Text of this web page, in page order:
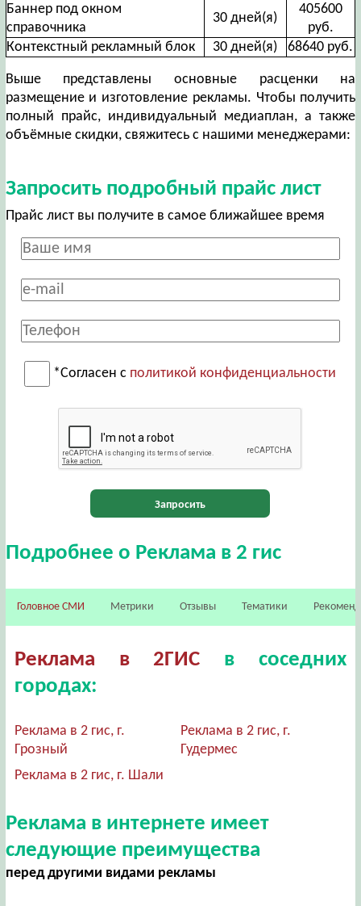
Баннер под окном
справочника
30 дней(я)
405600
руб.
Контекстный рекламный блок
30 дней(я) 68640 руб.
Выше представлены основные расценки на
размещение и изготовление рекламы. Чтобы получить
полный прайс, индивидуальный медиаплан, а также
объёмные скидки, свяжитесь с нашими менеджерами:
Запросить подробный прайс лист
Прайс лист вы получите в самое ближайшее время
*Согласен с политикой конфиденциальности
Запросить
Подробнее о Реклама в 2 гис
Головное СМИ Метрики Отзывы Тематики
Реклама в 2ГИС в соседних
городах:
Реклама в 2 гис, г.
Грозный
Реклама в 2 гис, г.
Гудермес
Реклама в 2 гис, г. Шали
Реклама в интернете имеет
следующие преимущества
перед другими видами рекламы